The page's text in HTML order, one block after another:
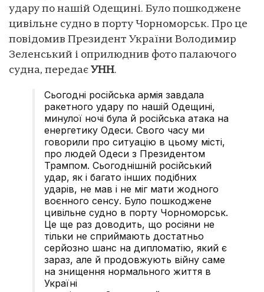
удару по нашій Одещині. Було пошкоджене
цивільне судно в порту Чорноморськ. Про це
повідомив Президент України Володимир
Зеленський і оприлюднив фото палаючого
судна, передає УНН.
Сьогодні російська армія завдала
ракетного удару по нашій Одещині,
минулої ночі була й російська атака на
енергетику Одеси. Свого часу ми
говорили про ситуацію в цьому місті,
про людей Одеси з Президентом
Трампом. Сьогоднішній російський
удар, як і багато інших подібних
ударів, не мав і не міг мати жодного
воєнного сенсу. Було пошкоджене
цивільне судно в порту Чорноморськ.
Це ще раз доводить, що росіяни не
тільки не сприймають достатньо
серйозно шанс на дипломатію, який є
зараз, але й продовжують війну саме
на знищення нормального життя в
Україні